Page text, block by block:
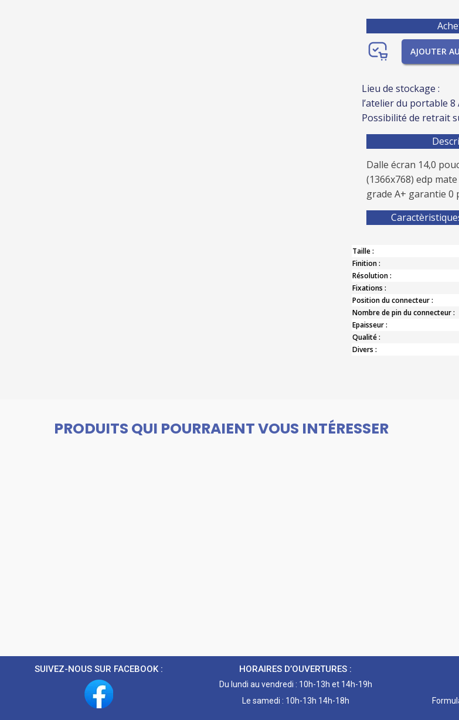
AJOUTER
Lieu de stockage :
l’atelier du portable 8
Possibilité de retrait
Dalle écran 14,0
(1366x768) edp
grade A+ garantie 0
Taille :
Finition :
Résolution :
Fixations :
Position du connecteur :
Nombre de pin du connecteur :
Epaisseur :
Qualité :
Divers :
PRODUITS QUI POURRAIENT VOUS INTÉRESSER
SUIVEZ-NOUS SUR FACEBOOK : HORAIRES D’OUVERTURES :
Du lundi au vendredi : 10h-13h et 14h-19h
Le samedi : 10h-13h 14h-18h